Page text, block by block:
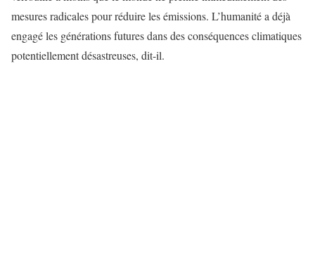
mesures radicales pour réduire les émissions. L’humanité a déjà
engagé les générations futures dans des conséquences climatiques
potentiellement désastreuses, dit-il.